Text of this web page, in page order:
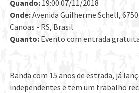
Quando: 19:00 07/11/2018
Onde:Avenida Guilherme Schell,
Canoas - RS, Brasil
Quanto: Evento com entrada gratuita
Banda com 15 anos de estrada, já
independentes e tem um trabalho